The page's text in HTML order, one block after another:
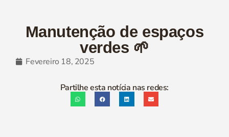
Manutenção de espaços
verdes 🌱
Fevereiro 18, 2025
Partilhe esta notícia nas redes: